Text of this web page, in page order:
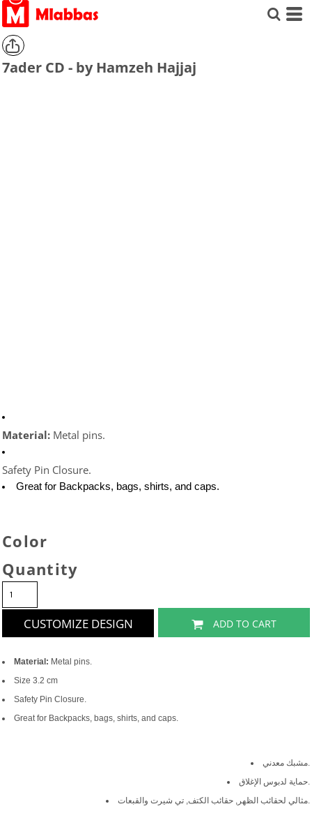
7ader CD - by Hamzeh Hajjaj
Material: Metal pins.
Safety Pin Closure.
Great for Backpacks, bags, shirts, and caps.
Color
Quantity
CUSTOMIZE DESIGN ADD TO CART
Material: Metal pins.
Size 3.2 cm
Safety Pin Closure.
Great for Backpacks, bags, shirts, and caps.
مشبك معدني.
حماية لدبوس الإغلاق.
مثالي لحقائب الظهر, حقائب الكتف, تي شيرت والقبعات.